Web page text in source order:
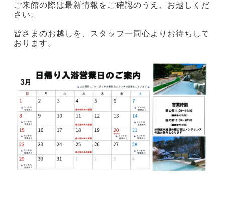
ご来館の際は最新情報をご確認のうえ、お越しくだ
さい。
皆さまのお越しを、スタッフ一同心よりお待ちして
おります。